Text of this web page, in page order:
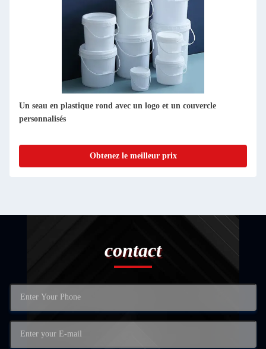
Un seau en plastique rond avec un logo et un couvercle
personnalisés
Obtenez le meilleur prix
contact